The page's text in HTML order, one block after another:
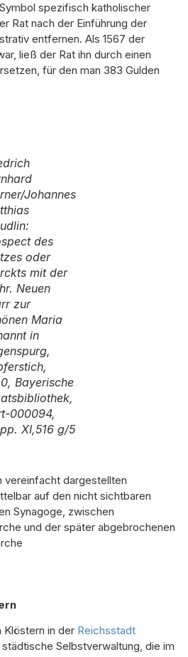
spezifisch katholischer
Rat nach der Einführung der
entfernen. Als 1567 der
ließ der Rat ihn durch einen
für den man 383 Gulden
Johannes
:
des
oder
mit der
Neuen
zur
Maria
in
Bayerische
000094,
XI,516 g/5
vereinfacht dargestellten
auf den nicht sichtbaren
Synagoge, zwischen
und der später abgebrochenen
Klöstern in der Reichsstadt
Selbstverwaltung, die im